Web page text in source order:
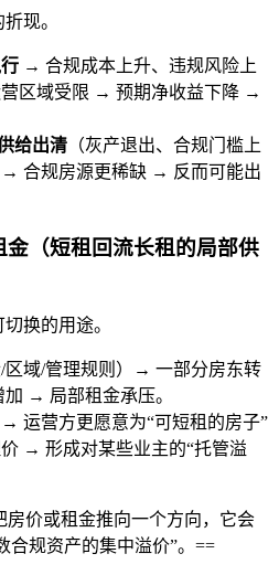
现。
→ 合规成本上升、违规风险上
区域受限 → 预期净收益下降 →
给出清 （灰产退出、合规门槛上
合规房源更稀缺 → 反而可能出
（短租回流长租的局部供
换的用途。
/区域/管理规则）→ 一部分房东转
→ 局部租金承压。
→ 运营方更愿意为“可短租的房子”
→ 形成对某些业主的“托管溢
房价或租金推向一个方向，它会
合规资产的集中溢价”。==